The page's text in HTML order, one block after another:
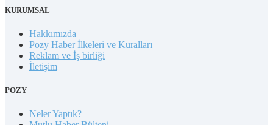
KURUMSAL
Hakkımızda
Pozy Haber İlkeleri ve Kuralları
Reklam ve İş birliği
İletişim
POZY
Neler Yaptık?